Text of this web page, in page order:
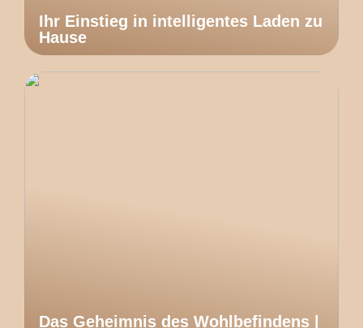
Ihr Einstieg in intelligentes Laden zu
Hause
Das Geheimnis des Wohlbefindens |